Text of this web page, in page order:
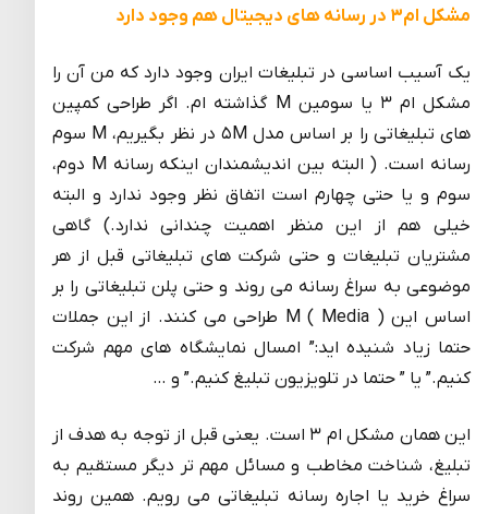
مشکل ام۳ در رسانه های دیجیتال هم وجود دارد
یک آسیب اساسی در تبلیغات ایران وجود دارد که من آن را
مشکل ام ۳ یا سومین M گذاشته ام. اگر طراحی کمپین
های تبلیغاتی را بر اساس مدل ۵M در نظر بگیریم، M سوم
رسانه است. ( البته بین اندیشمندان اینکه رسانه M دوم،
سوم و یا حتی چهارم است اتفاق نظر وجود ندارد و البته
خیلی هم از این منظر اهمیت چندانی ندارد.) گاهی
مشتریان تبلیغات و حتی شرکت های تبلیغاتی قبل از هر
موضوعی به سراغ رسانه می روند و حتی پلن تبلیغاتی را بر
اساس این M ( Media ) طراحی می کنند. از این جملات
حتما زیاد شنیده اید:” امسال نمایشگاه های مهم شرکت
کنیم.” یا ” حتما در تلویزیون تبلیغ کنیم.” و …
این همان مشکل ام ۳ است. یعنی قبل از توجه به هدف از
تبلیغ، شناخت مخاطب و مسائل مهم تر دیگر مستقیم به
سراغ خرید یا اجاره رسانه تبلیغاتی می رویم. همین روند